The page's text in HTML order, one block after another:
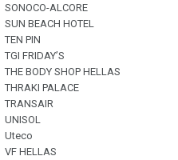
SONOCO-ALCORE
SUN BEACH HOTEL
TEN PIN
TGI FRIDAY’S
THE BODY SHOP HELLAS
THRAKI PALACE
TRANSAIR
UNISOL
Uteco
VF HELLAS